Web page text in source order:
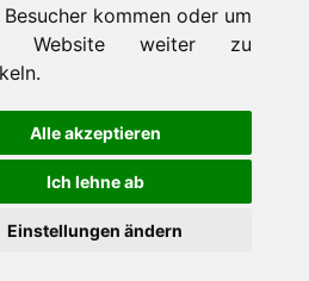
Besucher kommen oder um
Website weiter zu
Alle akzeptieren
Ich lehne ab
Einstellungen ändern
Datenschutz
Pflegedienst GmbH 2026